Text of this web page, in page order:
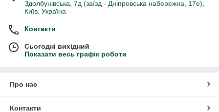
Здолбунівська, 7д (заїзд - Дніпровська набережна, 17е),
Київ, Україна
Контакти
Сьогодні вихідний
Показати весь графік роботи
Про нас
Контакти